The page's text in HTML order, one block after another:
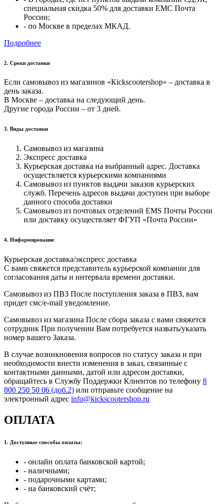
специальная скидка 50% для доставки ЕМС Почта
России;
- по Москве в пределах МКАД.
Подробнее
2. Cроки доставки
Если самовывоз из магазинов «Кickscootershop» – доставка в
день заказа.
В Москве – доставка на следующий день.
Другие города России – от 3 дней.
3. Виды доставки
Самовывоз из магазина
Экспресс доставка
Курьерская доставка на выбранный адрес. Доставка
осуществляется курьерскими компаниями
Самовывоз из пунктов выдачи заказов курьерских
служб. Перечень адресов выдачи доступен при выборе
данного способа доставки
Самовывоз из почтовых отделений EMS Почты России
или доставку осуществляет ФГУП «Почта России»
4. Информирование
Курьерская доставка/экспресс доставка
С вами свяжется представитель курьерской компании для
согласования даты и интервала времени доставки.
Самовывоз из ПВЗ После поступления заказа в ПВЗ, вам
придет смс/e-mail уведомление.
Самовывоз из магазина После сбора заказа с вами свяжется
сотрудник При получении Вам потребуется назвать/указать
номер вашего Заказа.
В случае возникновения вопросов по статусу заказа и при
необходимости внести изменения в заказ, связанные с
контактными данными, датой или адресом доставки,
обращайтесь в Службу Поддержки Клиентов по телефону 8
800 250 50 06 (доб.2) или отправьте сообщение на
электронный адрес info@kickscootershop.ru
ОПЛАТА
1. Доступные способы оплаты:
- онлайн оплата банковской картой;
- наличными;
- подарочными картами;
- на банковский счёт;